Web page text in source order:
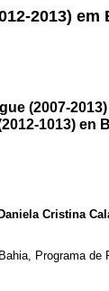
2013) em
(2007-
1013) en
Cristina
Programa de